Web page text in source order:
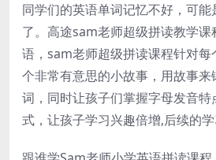
同学们的英语单词记忆不好，可
了。高途sam老师超级拼读教学
语，sam老师超级拼读课程针对每
个非常有意思的小故事，用故事
词，同时让孩子们掌握字母发音
式，让孩子学习兴趣倍增,后续的学